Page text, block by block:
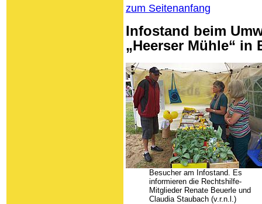
zum Seitenanfang
Infostand beim
„Heerser Mühle“ in
Besucher am Infostand. Es
informieren die Rechtshilfe-
Mitglieder Renate Beuerle und
Claudia Staubach (v.r.n.l.)